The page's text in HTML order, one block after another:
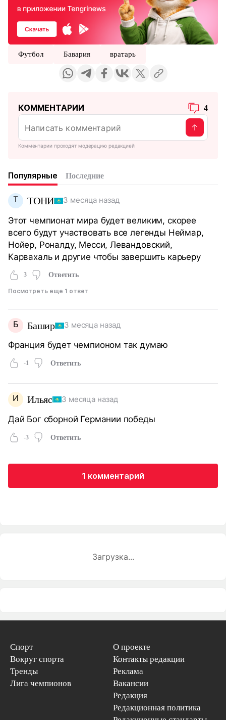
Футбол Бавария вратарь
КОММЕНТАРИИ 4
Комментарии проходят модерацию редакцией
Популярные Последние
Т ТОНИ 3 месяца назад
Этот чемпионат мира будет великим, скорее
всего будут участвовать все легенды Неймар,
Нойер, Роналду, Месси, Левандовский,
Карвахаль и другие чтобы завершить карьеру
3 Ответить
Посмотреть еще 1 ответ
Б Башир 3 месяца назад
Франция будет чемпионом так думаю
-1 Ответить
И Ильяс 3 месяца назад
Дай Бог сборной Германии победы
-3 Ответить
1 комментарий
Загрузка...
Спорт
Вокруг спорта
Тренды
Лига чемпионов
О проекте
Контакты редакции
Реклама
Вакансии
Редакция
Редакционная политика